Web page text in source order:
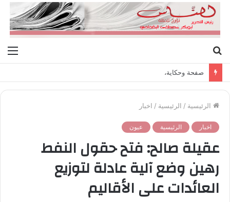
عن
صفحة وحكاية،
الرئيسية / الرئيسية / اخبار
اخبار الرئيسية عيون
عقيلة صالح: فتح حقول النفط
رهين وضع آلية عادلة لتوزيع
العائدات على الأقاليم